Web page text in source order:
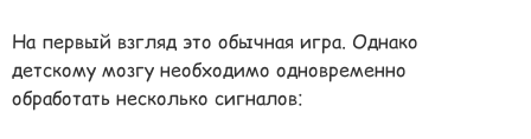
На первый взгляд это обычная игра. Однако
детскому мозгу необходимо одновременно
обработать несколько сигналов: